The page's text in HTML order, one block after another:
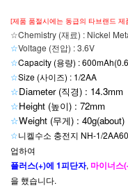
[제품 품절시에는 동급의 타브랜드 제
☆Chemistry (재료) : Nickel
☆Voltage (전압) : 3.6V
☆Capacity (용량) :
☆Size (사이즈) : 1/2AA
☆Diameter (직경) : 14.3mm
☆Height (높이) : 72mm
☆Weight (무게) : 40g(about)
☆니켈수소 충전지 NH-1/
업하여
플러스(+)에 1피단자, 마이너스
을 했습니다.